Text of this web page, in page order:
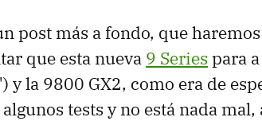
post más a fondo, que
que esta nueva 9 Series para
y la 9800 GX2, como era de
tests y no está nada